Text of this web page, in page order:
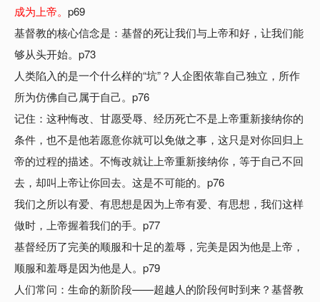
成为上帝。 p69
基督教的核心信念是：基督的死让我们与上帝和好，让我们能
够从头开始。p73
人类陷入的是一个什么样的“坑”？人企图依靠自己独立，所作
所为仿佛自己属于自己。p76
记住：这种悔改、甘愿受辱、经历死亡不是上帝重新接纳你的
条件，也不是他若愿意你就可以免做之事，这只是对你回归上
帝的过程的描述。不悔改就让上帝重新接纳你，等于自己不回
去，却叫上帝让你回去。这是不可能的。p76
我们之所以有爱、有思想是因为上帝有爱、有思想，我们这样
做时，上帝握着我们的手。p77
基督经历了完美的顺服和十足的羞辱，完美是因为他是上帝，
顺服和羞辱是因为他是人。p79
人们常问：生命的新阶段——超越人的阶段何时到来？基督教